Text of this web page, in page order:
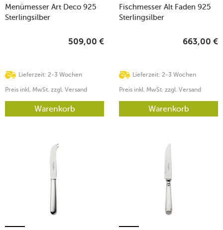
Menümesser Art Deco 925
Sterlingsilber
Lieferzeit: 2-3 Wochen
509,00 €
Preis inkl. MwSt. zzgl. Versand
Warenkorb
Fischmesser Alt Faden 925
Sterlingsilber
Lieferzeit: 2-3 Wochen
663,00 €
Preis inkl. MwSt. zzgl. Versand
Warenkorb